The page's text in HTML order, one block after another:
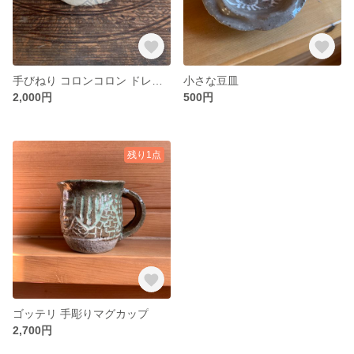
2,000円
小さな豆皿
500円
残り1点
ゴッテリ 手彫りマグカップ
2,700円